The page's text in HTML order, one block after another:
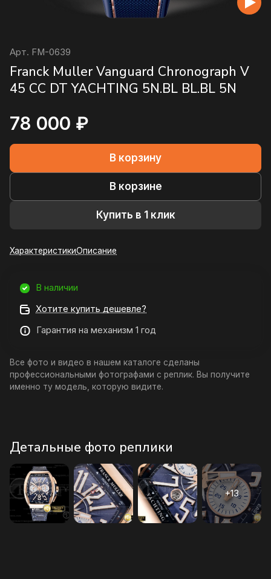
Арт. FM-0639
Franck Muller Vanguard Chronograph V
45 CC DT YACHTING 5N.BL BL.BL 5N
78 000 ₽
В корзину
В корзине
Купить в 1 клик
ХарактеристикиОписание
В наличии
Хотите купить дешевле?
Гарантия на механизм 1 год
Все фото и видео в нашем каталоге сделаны
профессиональными фотографами с реплик. Вы получите
именно ту модель, которую видите.
Детальные фото реплики